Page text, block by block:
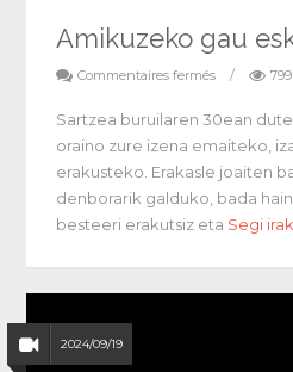
Amikuzeko gau
Commentaires fermés / 799
Sartzea buruilaren 30ean
oraino zure izena emaiteko,
erakusteko. Erakasle joaiten
denborarik galduko, bada
besteeri erakutsiz eta Segi
2024/09/19